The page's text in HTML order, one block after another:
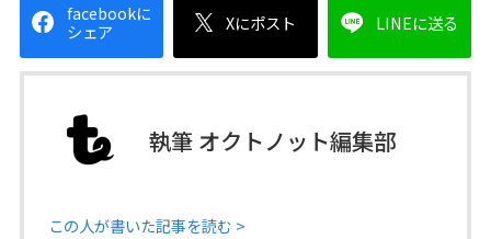
facebookに
シェア
Xにポスト LINEに送る
執筆 オクトノット編集部
この人が書いた記事を読む >